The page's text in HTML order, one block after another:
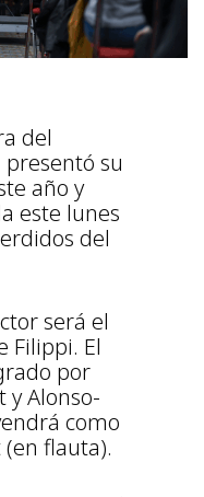
del
su
año y
este lunes
del
será el
Filippi. El
por
y Alonso-
como
flauta).